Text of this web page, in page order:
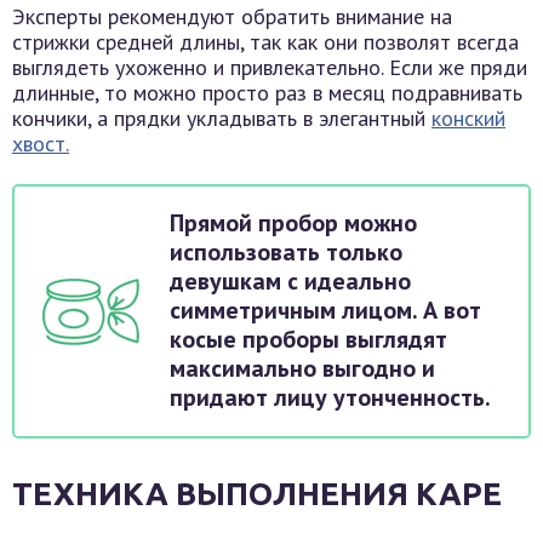
Эксперты рекомендуют обратить внимание на
стрижки средней длины, так как они позволят всегда
выглядеть ухоженно и привлекательно. Если же пряди
длинные, то можно просто раз в месяц подравнивать
кончики, а прядки укладывать в элегантный конский
хвост.
Прямой пробор можно
использовать только
девушкам с идеально
симметричным лицом. А вот
косые проборы выглядят
максимально выгодно и
придают лицу утонченность.
ТЕХНИКА ВЫПОЛНЕНИЯ КАРЕ